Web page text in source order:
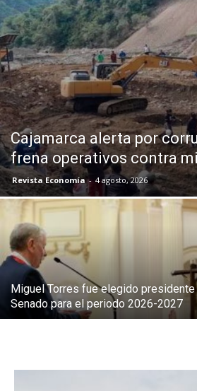
Cajamarca alerta por
frena operativos contra
Revista Economía - 4 agosto, 2026
Miguel Torres fue elegido
Senado para el periodo 2026-2027